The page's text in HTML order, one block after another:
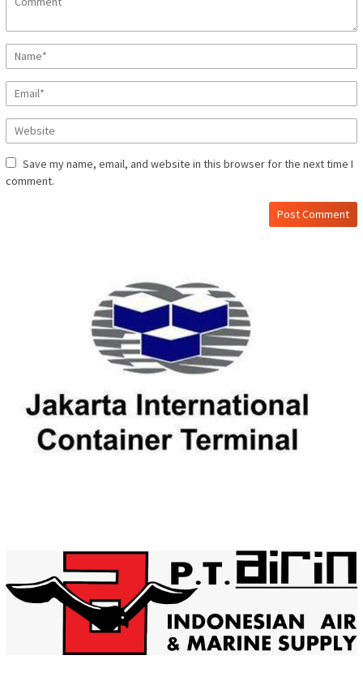
Save my name, email, and website in this browser for the next time I
comment.